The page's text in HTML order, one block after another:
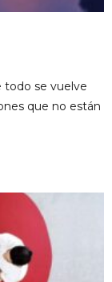
todo se vuelve
que no están